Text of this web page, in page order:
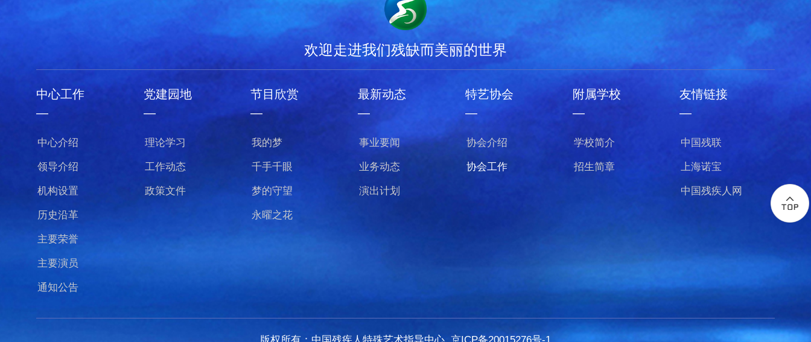
欢迎走进我们残缺而美丽的世界
中心工作
—
中心介绍
领导介绍
机构设置
历史沿革
主要荣誉
主要演员
通知公告
党建园地
—
理论学习
工作动态
政策文件
节目欣赏
—
我的梦
千手千眼
梦的守望
永曜之花
最新动态
—
事业要闻
业务动态
演出计划
特艺协会
—
协会介绍
协会工作
附属学校
—
学校简介
招生简章
友情链接
—
中国残联
上海诺宝
中国残疾人网